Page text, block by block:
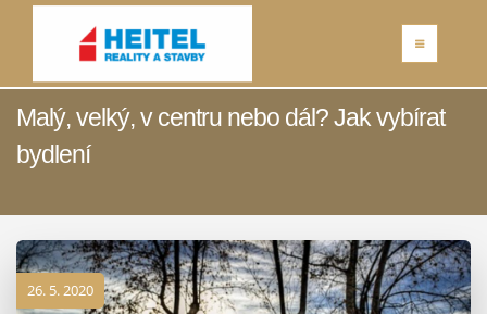
Malý, velký, v centru nebo dál? Jak vybírat
bydlení
26. 5. 2020